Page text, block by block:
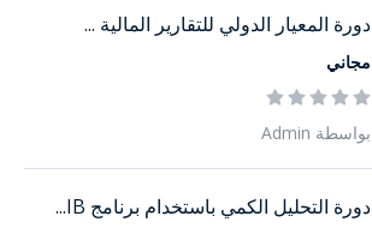
دورة المعيار الدولي للتقارير المالية ...
مجاني
بواسطة Admin
دورة التحليل الكمي باستخدام برنامج IB...